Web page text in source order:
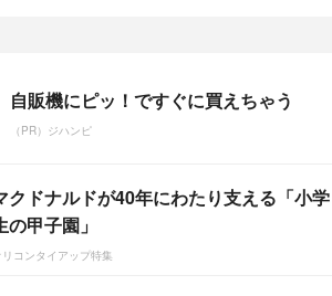
自販機にピッ！ですぐに買えちゃう
（PR）ジハンピ
クドナルドが40年にわたり支える「小学
の甲子園」
リコンタイアップ特集